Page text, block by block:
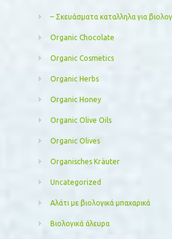
– Σκευάσματα καταλληλα για
Organic Chocolate
Organic Cosmetics
Organic Herbs
Organic Honey
Organic Olive Oils
Organic Olives
Organisches Kräuter
Uncategorized
Αλάτι με βιολογικά μπαχαρικά
Βιολογικά άλευρα